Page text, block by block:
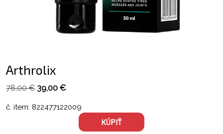
Arthrolix
78,00€ Pôvodná
bola:
39,00 €Aktuálna
je:
č. item: 822477122009
KÚPIŤ